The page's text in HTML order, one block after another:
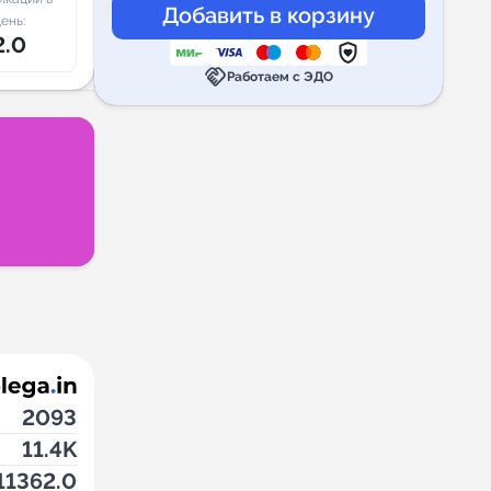
2093
11.4K
handshakeРаботаем с ЭДО